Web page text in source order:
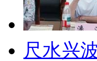
尺水兴